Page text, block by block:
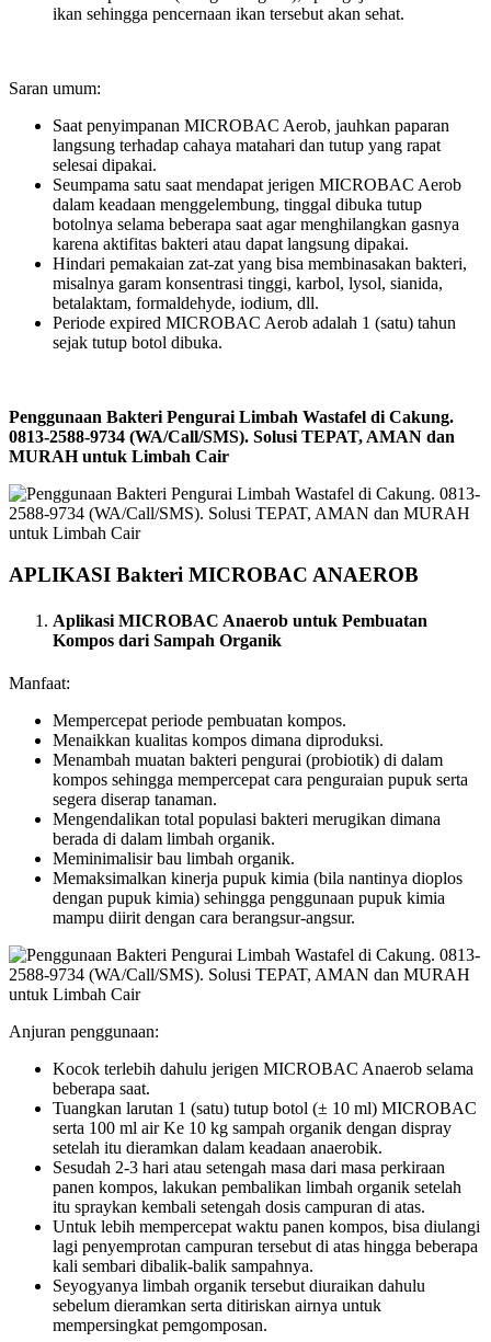
ikan sehingga pencernaan ikan tersebut akan sehat.
Saran umum:
Saat penyimpanan MICROBAC Aerob, jauhkan paparan
langsung terhadap cahaya matahari dan tutup yang rapat
selesai dipakai.
Seumpama satu saat mendapat jerigen MICROBAC Aerob
dalam keadaan menggelembung, tinggal dibuka tutup
botolnya selama beberapa saat agar menghilangkan gasnya
karena aktifitas bakteri atau dapat langsung dipakai.
Hindari pemakaian zat-zat yang bisa membinasakan bakteri,
misalnya garam konsentrasi tinggi, karbol, lysol, sianida,
betalaktam, formaldehyde, iodium, dll.
Periode expired MICROBAC Aerob adalah 1 (satu) tahun
sejak tutup botol dibuka.
Penggunaan Bakteri Pengurai Limbah Wastafel di Cakung.
0813-2588-9734 (WA/Call/SMS). Solusi TEPAT, AMAN dan
MURAH untuk Limbah Cair
APLIKASI Bakteri MICROBAC ANAEROB
Aplikasi MICROBAC Anaerob untuk Pembuatan
Kompos dari Sampah Organik
Manfaat:
Mempercepat periode pembuatan kompos.
Menaikkan kualitas kompos dimana diproduksi.
Menambah muatan bakteri pengurai (probiotik) di dalam
kompos sehingga mempercepat cara penguraian pupuk serta
segera diserap tanaman.
Mengendalikan total populasi bakteri merugikan dimana
berada di dalam limbah organik.
Meminimalisir bau limbah organik.
Memaksimalkan kinerja pupuk kimia (bila nantinya dioplos
dengan pupuk kimia) sehingga penggunaan pupuk kimia
mampu diirit dengan cara berangsur-angsur.
Anjuran penggunaan:
Kocok terlebih dahulu jerigen MICROBAC Anaerob selama
beberapa saat.
Tuangkan larutan 1 (satu) tutup botol (± 10 ml) MICROBAC
serta 100 ml air Ke 10 kg sampah organik dengan dispray
setelah itu dieramkan dalam keadaan anaerobik.
Sesudah 2-3 hari atau setengah masa dari masa perkiraan
panen kompos, lakukan pembalikan limbah organik setelah
itu spraykan kembali setengah dosis campuran di atas.
Untuk lebih mempercepat waktu panen kompos, bisa diulangi
lagi penyemprotan campuran tersebut di atas hingga beberapa
kali sembari dibalik-balik sampahnya.
Seyogyanya limbah organik tersebut diuraikan dahulu
sebelum dieramkan serta ditiriskan airnya untuk
mempersingkat pemgomposan.